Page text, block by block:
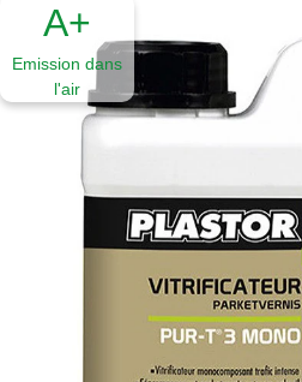
A+
Emission dans
l'air